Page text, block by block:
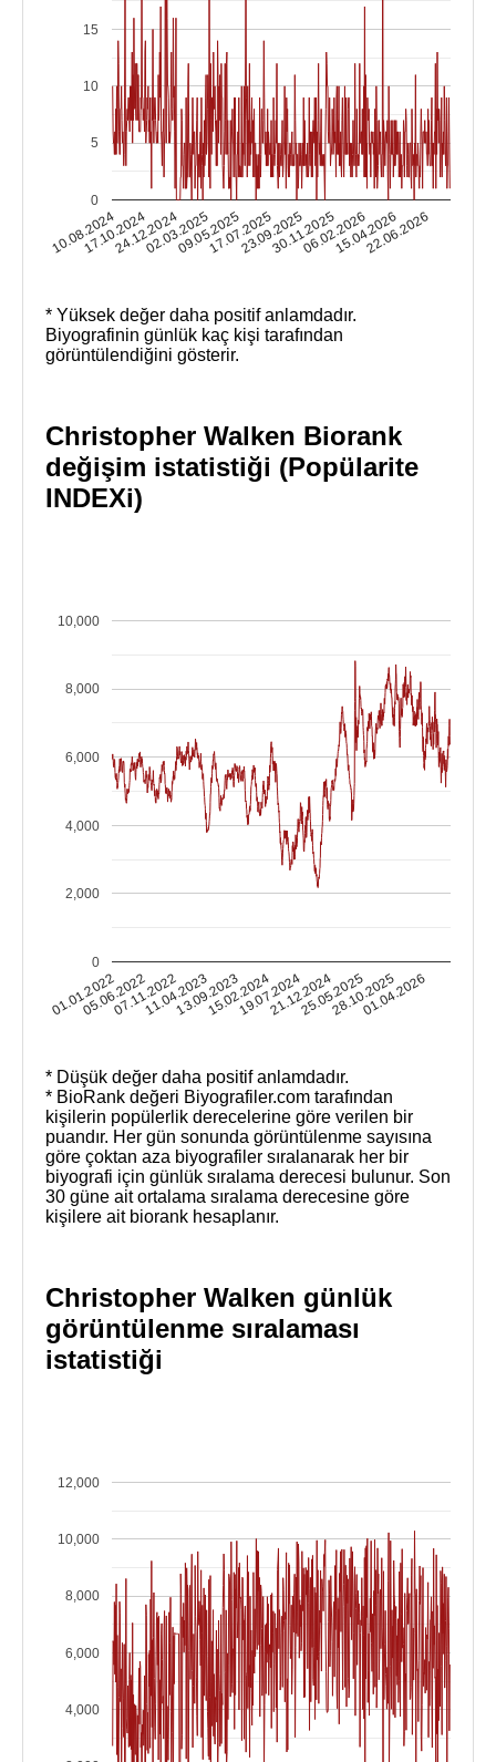
10.08.2024
17.10.202424.12.202402.03.202509.05.202517.07.202523.09.202530.11.202506.02.202615.04.2026
22.06.2026
0
5
10
15
* Yüksek değer daha positif anlamdadır.
Biyografinin günlük kaç kişi tarafından
görüntülendiğini gösterir.
Christopher Walken Biorank
değişim istatistiği (Popülarite
INDEXi)
01.01.2022
05.06.2022
07.11.2022
11.04.2023
13.09.2023
15.02.2024
19.07.2024
21.12.2024
25.05.2025
28.10.2025
01.04.2026
0
2,000
4,000
6,000
8,000
10,000
* Düşük değer daha positif anlamdadır.
* BioRank değeri Biyografiler.com tarafından
kişilerin popülerlik derecelerine göre verilen bir
puandır. Her gün sonunda görüntülenme sayısına
göre çoktan aza biyografiler sıralanarak her bir
biyografi için günlük sıralama derecesi bulunur. Son
30 güne ait ortalama sıralama derecesine göre
kişilere ait biorank hesaplanır.
Christopher Walken günlük
görüntülenme sıralaması
istatistiği
4,000
6,000
8,000
10,000
12,000